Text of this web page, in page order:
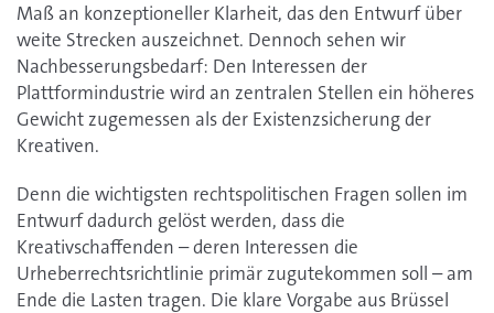
Maß an konzeptioneller Klarheit, das den Entwurf über
weite Strecken auszeichnet. Dennoch sehen wir
Nachbesserungsbedarf: Den Interessen der
Plattformindustrie wird an zentralen Stellen ein höheres
Gewicht zugemessen als der Existenzsicherung der
Kreativen.
Denn die wichtigsten rechtspolitischen Fragen sollen im
Entwurf dadurch gelöst werden, dass die
Kreativschaffenden – deren Interessen die
Urheberrechtsrichtlinie primär zugutekommen soll – am
Ende die Lasten tragen. Die klare Vorgabe aus Brüssel